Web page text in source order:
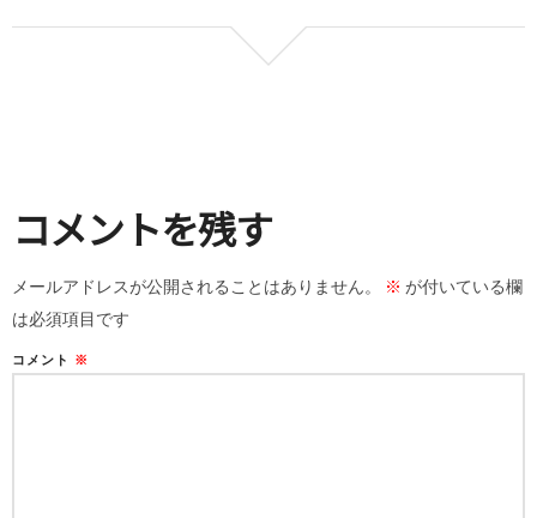
コメントを残す
メールアドレスが公開されることはありません。 ※ が付いている欄
は必須項目です
コメント ※